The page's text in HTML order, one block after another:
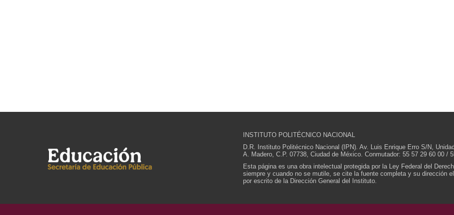
INSTITUTO POLITÉCNICO NACIONAL
D.R. Instituto Politécnico Nacional (IPN). Av. Luis Enrique Erro S/N,
A. Madero, C.P. 07738, Ciudad de México. Conmutador: 55 57 29 60 00 /
Esta página es una obra intelectual protegida por la Ley Federal del
siempre y cuando no se mutile, se cite la fuente completa y su dirección
por escrito de la Dirección General del Instituto.